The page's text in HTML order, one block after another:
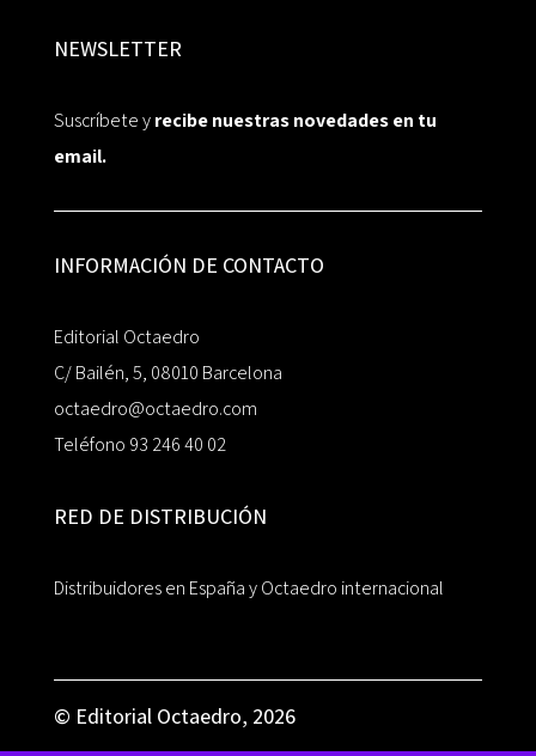
NEWSLETTER
Suscríbete yrecibe nuestras novedades en tu
email.
INFORMACIÓN DE CONTACTO
Editorial Octaedro
C/ Bailén, 5, 08010 Barcelona
octaedro@octaedro.com
Teléfono 93 246 40 02
RED DE DISTRIBUCIÓN
Distribuidores en España y Octaedro internacional
© Editorial Octaedro, 2026